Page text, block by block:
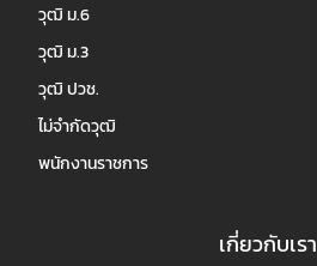
วุฒิ ม.6
วุฒิ ม.3
วุฒิ ปวช.
ไม่จำกัดวุฒิ
พนักงานราชการ
เกี่ยวกับเรา